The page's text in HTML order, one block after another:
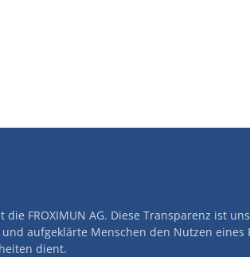
die FROXIMUN AG. Diese Transparenz ist
aufgeklärte Menschen den Nutzen
dient.